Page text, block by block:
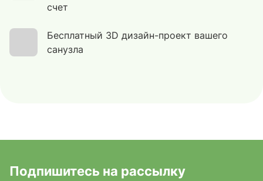
счет
Бесплатный 3D дизайн-проект вашего
санузла
Подпишитесь на рассылку